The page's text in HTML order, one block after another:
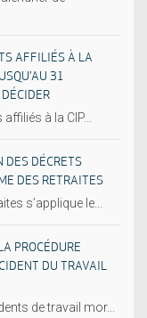
AFFILIÉS À LA
31
à la CIP...
DES DÉCRETS
DES RETRAITES
s’applique le...
PROCÉDURE
DU TRAVAIL
de travail mor...